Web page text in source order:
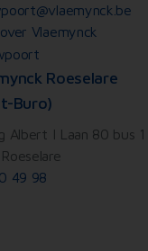
Vlaemynck
Roeselare
Buro)
Albert I Laan 80 bus 1
49 98